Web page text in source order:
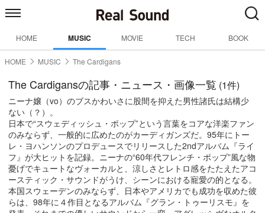
HOME MUSIC MOVIE TECH BOOK
HOME MUSIC The Cardigans
The Cardigansの記事・ニュース・画像一覧 (1件)
ニーナ嬢（vo）のブスかわいさに股間を抑えた男性諸氏は結構少
ない（？）。
日本で“スウェディッシュ・ポップ”という言葉をコアな洋楽ファン
のみならず、一般的に広めたのがカーディガンズだ。95年にトー
レ・ヨハンソンのプロデュースでリリースした2ndアルバム『ライ
フ』が大ヒットを記録。ニーナの“60年代フレンチ・ポップ”風な物
憂げでキュートなヴォーカルと、涼しさとレトロ感をたたえたアコ
ースティック・サウンドがうけ、シーンにおける寵愛の的となる。
本国スウェーデンのみならず、日本やアメリカでも成功を収めた彼
らは、98年に４作目となるアルバム『グラン・トゥーリスモ』を